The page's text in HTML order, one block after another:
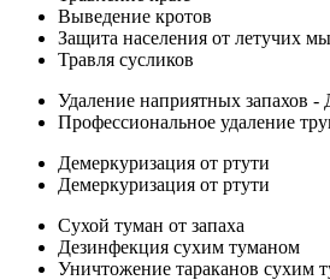
Выведение кротов
Защита населения от летучих
Травля сусликов
Удаление наприятных запахов -
Профессиональное удаление
Демеркуризация от ртути
Демеркуризация от ртути
Сухой туман от запаха
Дезинфекция сухим туманом
Уничтожение тараканов сухим